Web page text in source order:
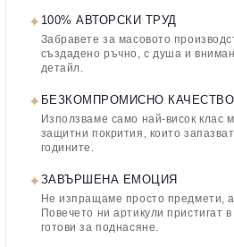
✦ 100% АВТОРСКИ ТРУД
Забравете за масовото
създадено ръчно, с душа и
детайл.
✦ БЕЗКОМПРОМИСНО КАЧЕСТВО
Използваме само най-висок клас
защитни покрития, които
годините.
✦ЗАВЪРШЕНА ЕМОЦИЯ
Не изпращаме просто предмети, а
Повечето ни артикули пристигат
готови за поднасяне.